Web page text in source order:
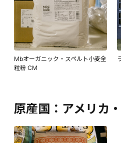
Mbオーガニック・スペルト小麦全
粒粉 CM
原産国：アメリカ